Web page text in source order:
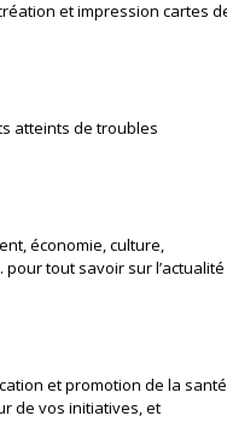
et impression cartes
atteints de troubles
économie, culture,
tout savoir sur l’actualité
et promotion de la
de vos initiatives, et